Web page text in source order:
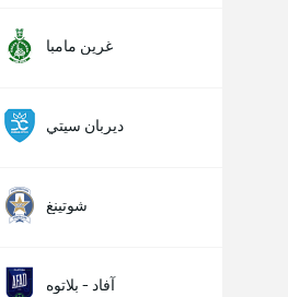
غرين مامبا
ديربان سيتي
شوتينغ
آفاد - بلاتوه